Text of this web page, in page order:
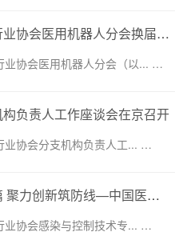
【分支机构】中国医疗器械行业协会医用机器人分会换届会议暨医用机器人创新大会顺利召开
业协会医用机器人分会（以... …
负责人工作座谈会在京召开
业协会分支机构负责人工... …
【分支机构】承前启后谋新篇 聚力创新筑防线—中国医疗器械行业协会感染与控制技术专业委员会换届会暨第六届第一次会员代表大会圆满召开
业协会感染与控制技术专... …